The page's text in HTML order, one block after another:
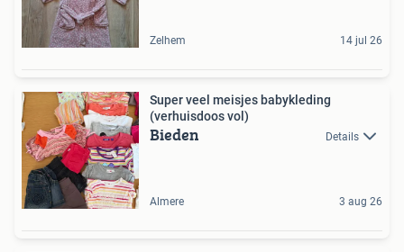
Zelhem 14 jul 26
Super veel meisjes babykleding
(verhuisdoos vol)
Bieden Details
Almere 3 aug 26